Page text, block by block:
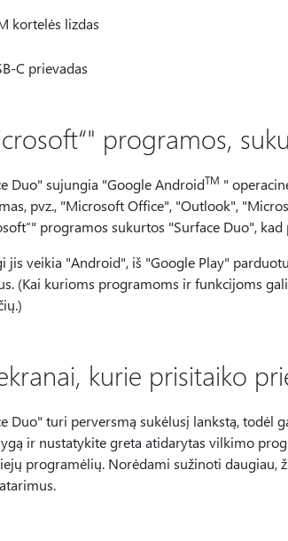
kortelės lizdas
C prievadas
programos,
Duo" sujungia "Google AndroidTM "
pvz., "Microsoft Office", "Outlook",
programos sukurtos "Surface Duo",
jis veikia "Android", iš "Google Play"
(Kai kurioms programoms ir funkcijoms
kurie prisitaiko
Duo" turi perversmą sukėlusį lankstą, todėl
ir nustatykite greta atidarytas vilkimo
programėlių. Norėdami sužinoti daugiau,